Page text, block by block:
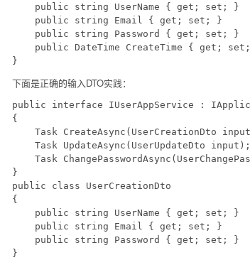
    public string UserName { get; set; }
    public string Email { get; set; }
    public string Password { get; set; }
public DateTime CreateTime { get;
下面是正确的输入DTO实践：
public interface IUserAppService :
{
Task CreateAsync(UserCreationDto
    Task UpdateAsync(UserUpdateDto input);
Task
}
public class UserCreationDto
{
    public string UserName { get; set; }
    public string Email { get; set; }
    public string Password { get; set; }
}